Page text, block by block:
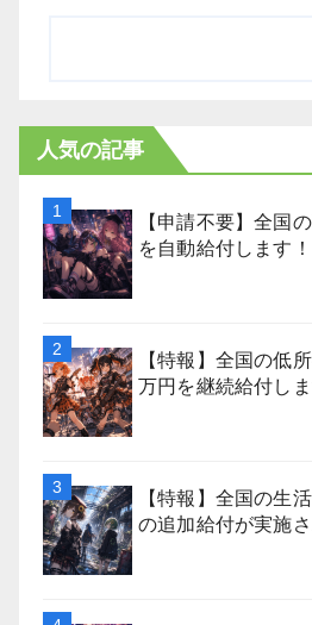
人気の記事
【申請不要】全国
を自動給付します！
【特報】全国の低
万円を継続給付しま
【特報】全国の生
の追加給付が実施さ